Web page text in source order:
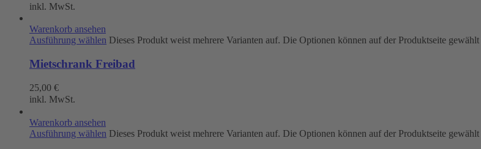
inkl. MwSt.
Warenkorb ansehen
Ausführung wählen Dieses Produkt weist mehrere Varianten auf. Die Optionen können auf der Produktseite
Mietschrank Freibad
25,00 €
inkl. MwSt.
Warenkorb ansehen
Ausführung wählen Dieses Produkt weist mehrere Varianten auf. Die Optionen können auf der Produktseite